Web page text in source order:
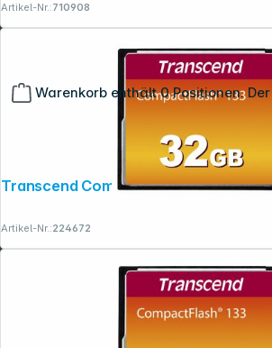
Warenkorb enthält 0 Positionen.
Artikel-Nr.:710908
Transcend Compact Flash 32GB 133x
Artikel-Nr.:224672